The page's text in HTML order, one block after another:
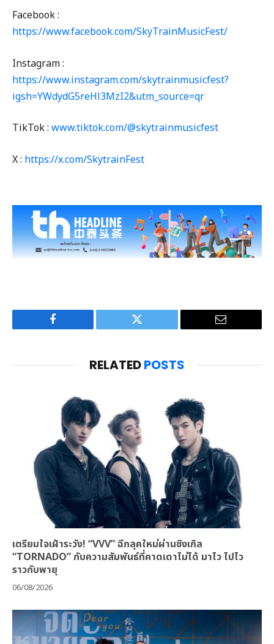
Facebook :
https://www.facebook.com/SkyTrainMusicFest/
Instagram :
https://www.instagram.com/skytrainmusicfest?
igsh=YWdydG5reHl3MzI2&utm_source=qr
TikTok : www.tiktok.com/@skytrainmusicfest
X : https://x.com/SkytrainFest
Facebook Twitter Email
RELATEDPOSTS
เตรียมใจเฝ้าระวัง! “VVV” ฉีกลุคใหม่ผ่านซิงเกิล
“TORNADO” กับความสัมพันธ์ที่คาดเดาไม่ได้ มาไว ไปไว
ราวกับพายุ
06/08/2026